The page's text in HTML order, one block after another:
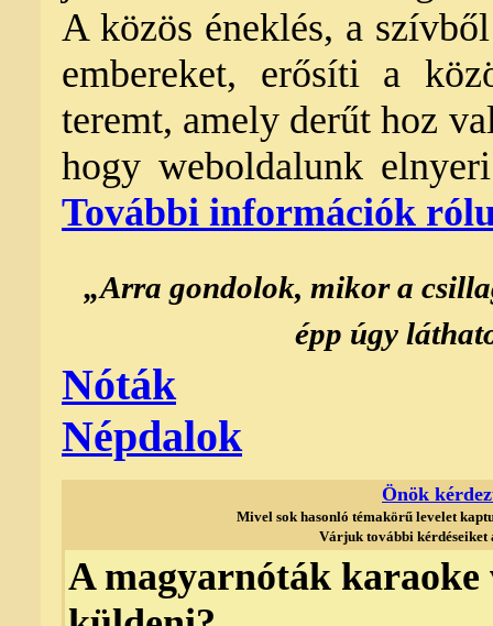
A közös éneklés, a
embereket, erősíti a
teremt, amely derűt hoz
hogy weboldalunk
További információk
„Arra gondolok, mikor a
épp úgy
Nóták
Népdalok
Önök
Mivel sok hasonló témakörű levelet
Várjuk további kérdéseiket
A magyarnóták